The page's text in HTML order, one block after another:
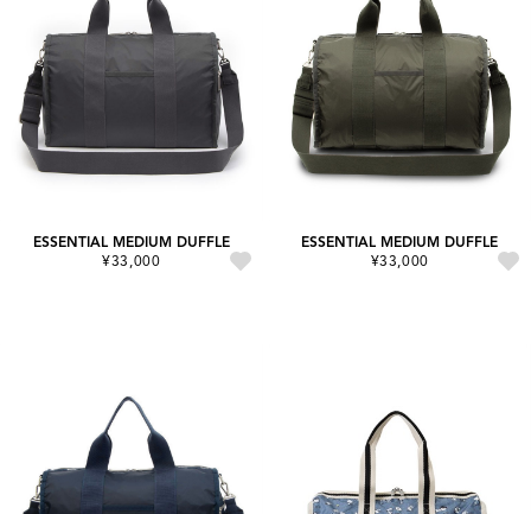
ESSENTIAL MEDIUM DUFFLE
¥33,000
ESSENTIAL MEDIUM DUFFLE
¥33,000